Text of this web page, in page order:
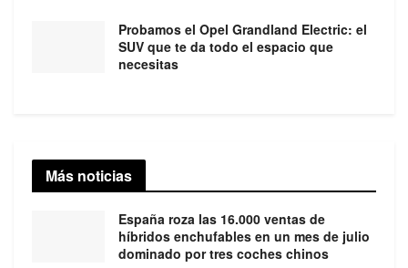
Probamos el Opel Grandland Electric: el
SUV que te da todo el espacio que
necesitas
Más noticias
España roza las 16.000 ventas de
híbridos enchufables en un mes de julio
dominado por tres coches chinos